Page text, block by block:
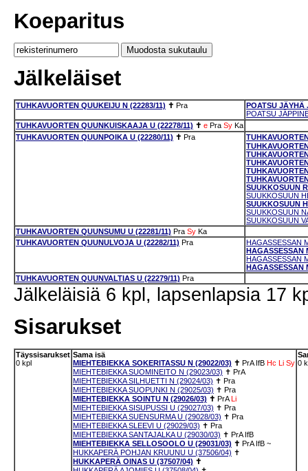
Koeparitus
Jälkeläiset
TUHKAVUORTEN QUUKEIJU N (22283/11) ✝ Pra
POATSU
POATSU
TUHKAVUORTEN QUUNKUISKAAJA U (22278/11) ✝ e Pra Sy Ka
TUHKAVUORTEN QUUNPOIKA U (22280/11) ✝ Pra
SUUKKOSUUN
SUUKKOSUUN
SUUKKOSUUN
SUUKKOSUUN
SUUKKOSUUN
TUHKAVUORTEN QUUNSUMU U (22281/11) Pra Sy Ka
TUHKAVUORTEN QUUNULVOJA U (22282/11) Pra
HAGASSESSAN
HAGASSESSAN
HAGASSESSAN
HAGASSESSAN
TUHKAVUORTEN QUUNVALTIAS U (22279/11) Pra
Jälkeläisiä 6 kpl, lapsenlapsia 17
Sisarukset
Täyssisarukset
0 kpl
Sama isä
MIEHTEBIEKKA SOKERITASSU N (29022/03) ✝ PrA IfB Hc Li Sy
MIEHTEBIEKKA SUOMINEITO N (29023/03) ✝ PrA
MIEHTEBIEKKA SILHUETTI N (29024/03) ✝ Pra
MIEHTEBIEKKA SUOPUNKI N (29025/03) ✝ Pra
MIEHTEBIEKKA SOINTU N (29026/03) ✝ PrA Li
MIEHTEBIEKKA SISUPUSSI U (29027/03) ✝ Pra
MIEHTEBIEKKA SUENSURMA U (29028/03) ✝ Pra
MIEHTEBIEKKA SLEEVI U (29029/03) ✝ Pra
MIEHTEBIEKKA SANTAJALKA U (29030/03) ✝ PrA IfB
MIEHTEBIEKKA SELLOSOOLO U (29031/03) ✝ PrA IfB ~
HUKKAPERÄ POHJAN KRUUNU U (37506/04) ✝
HUKKAPERÄ OINAS U (37507/04) ✝
0